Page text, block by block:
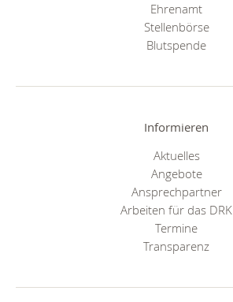
Ehrenamt
Stellenbörse
Blutspende
Informieren
Aktuelles
Angebote
Ansprechpartner
Arbeiten für das DRK
Termine
Transparenz